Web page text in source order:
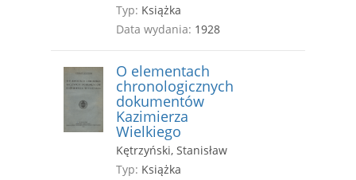
Typ: Książka
Data wydania: 1928
O elementach
chronologicznych
dokumentów
Kazimierza
Wielkiego
Kętrzyński, Stanisław
Typ: Książka